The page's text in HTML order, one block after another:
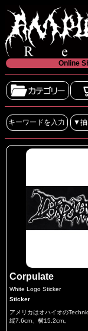
Online
Corpulate
White Logo Sticker
Sticker
アメリカはオハイオの
縦7.6cm、横15.2cm。